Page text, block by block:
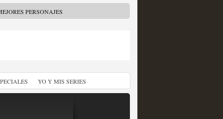
PERSONAJES
YO Y MIS SERIES